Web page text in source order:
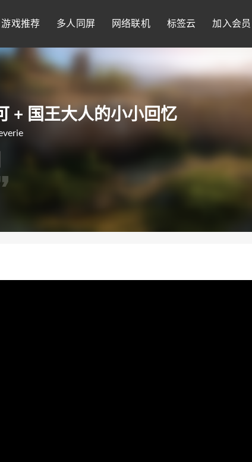
游戏推荐 多人同屏 网络联机 标签云 加入会员
+ 国王大人的小小回忆